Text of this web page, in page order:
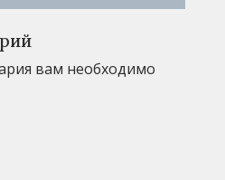
вам необходимо